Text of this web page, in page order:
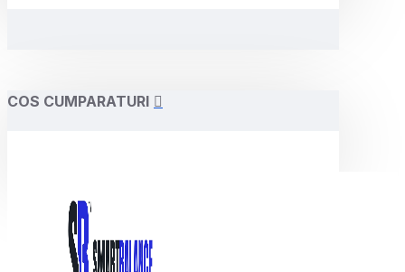
COS CUMPARATURI